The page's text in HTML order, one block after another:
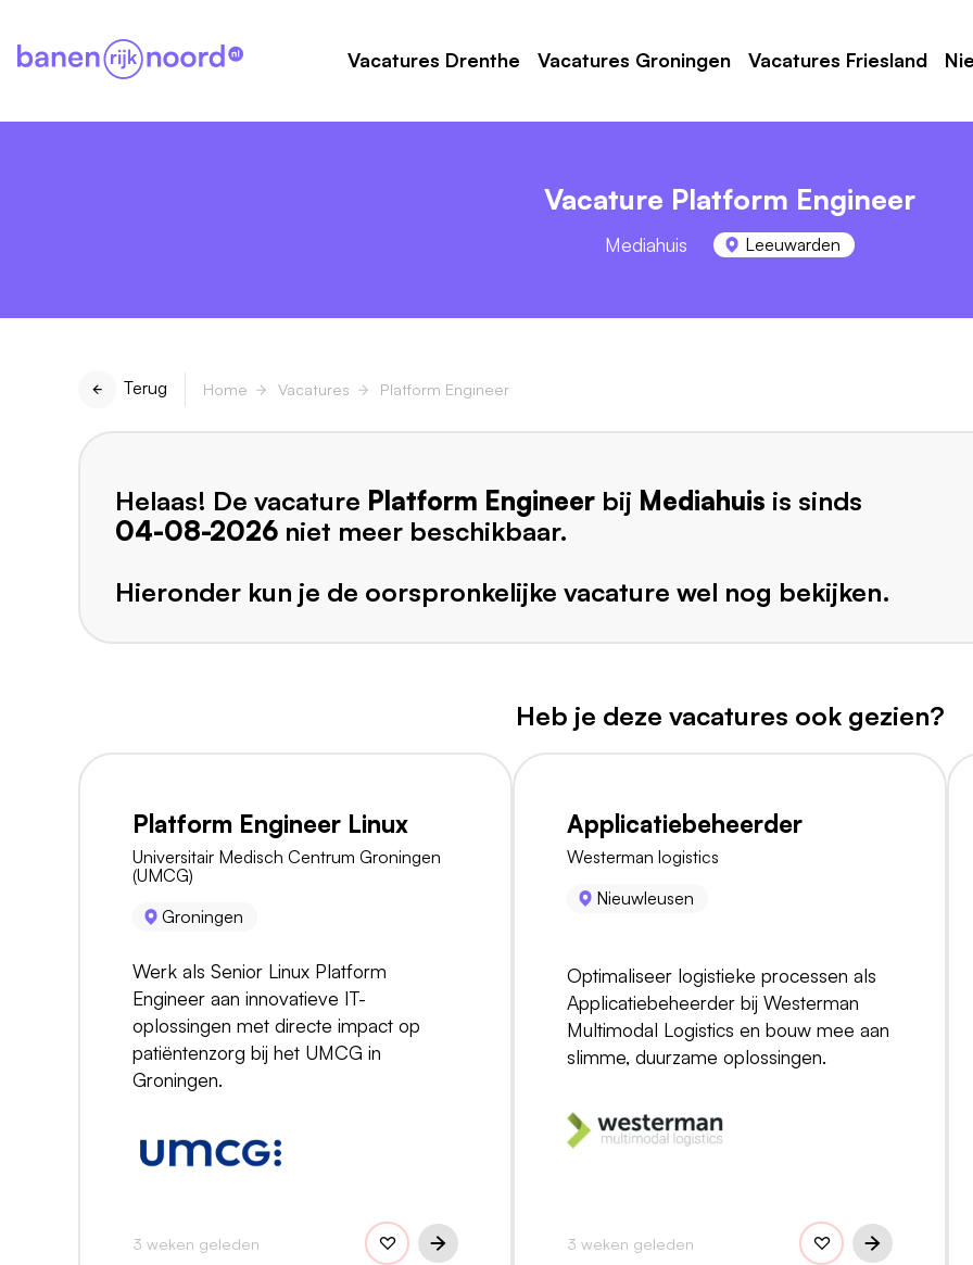
Vacatures Drenthe Vacatures Groningen Vacatures Friesland
Vacature Platform Engineer
Mediahuis Leeuwarden
Terug Home Vacatures Platform Engineer
Helaas! De vacature Platform Engineer bij Mediahuis is sinds
04-08-2026 niet meer beschikbaar.
Hieronder kun je de oorspronkelijke vacature wel nog bekijken.
Heb je deze vacatures ook gezien?
Platform Engineer Linux
Universitair Medisch Centrum Groningen
(UMCG)
Groningen
Werk als Senior Linux Platform
Engineer aan innovatieve IT-
oplossingen met directe impact op
patiëntenzorg bij het UMCG in
Groningen.
3 weken geleden
Applicatiebeheerder
Westerman logistics
Nieuwleusen
Optimaliseer logistieke processen als
Applicatiebeheerder bij Westerman
Multimodal Logistics en bouw mee aan
slimme, duurzame oplossingen.
3 weken geleden